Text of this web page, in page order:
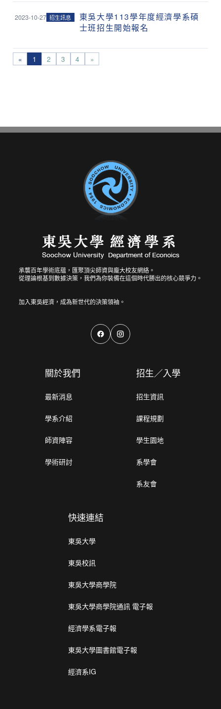
2023-10-27 招生訊息
東吳大學113學年度經濟學系碩
士班招生開始報名
« 1 2 3 4 »
承襲百年學術底蘊，匯聚頂尖師資與龐大校友網絡。
從理論根基到數據決策，我們為你裝備在這個時代勝出的核心競爭力。
關於我們
最新消息
學系介紹
師資陣容
學術研討
招生／入學
招生資訊
課程規劃
學生園地
系學會
系友會
快速連結
東吳大學
東吳校訊
東吳大學商學院
東吳大學商學院通訊 電子報
經濟學系電子報
東吳大學圖書館電子報
經濟系IG